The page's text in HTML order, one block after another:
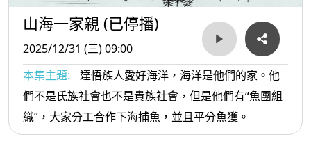
山海一家親 (已停播)
2025/12/31 (三) 09:00
本集主題:
達悟族人愛好海洋，海洋是他們的家。他
們不是氏族社會也不是貴族社會，但是他們有“魚團組
織”，大家分工合作下海捕魚，並且平分魚獲。